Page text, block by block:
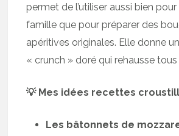
permet de l’utiliser aussi bien
famille que pour préparer des
apéritives originales. Elle donne
« crunch » doré qui rehausse
💡 Mes idées recettes
Les bâtonnets de